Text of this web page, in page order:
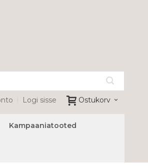
Ostukorv
Logi sisse
Kampaaniatooted